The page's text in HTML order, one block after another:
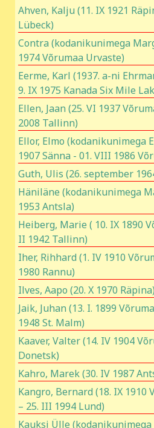
Ahven, Kalju (11. IX 1921
Lübeck)
Contra (kodanikunimega
1974 Võrumaa Urvaste)
Eerme, Karl (1937. a-ni
9. IX 1975 Kanada Six Mile
Ellen, Jaan (25. VI 1937
2008 Tallinn)
Ellor, Elmo (kodanikunimega
1907 Sänna - 01. VIII 1986
Guth, Ulis (26. september
Häniläne (kodanikunimega
1953 Antsla)
Heiberg, Marie ( 10. IX 1890
II 1942 Tallinn)
Iher, Rihhard (1. IV 1910
1980 Rannu)
Ilves, Aapo (20. X 1970 Räpina)
Jaik, Juhan (13. I. 1899
1948 St. Malm)
Kaaver, Valter (14. IV 1904
Donetsk)
Kahro, Marek (30. IV 1987
Kangro, Bernard (18. IX 1910
– 25. III 1994 Lund)
Kauksi Ülle (kodanikunimega